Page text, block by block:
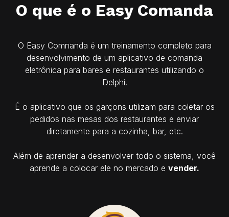
O que é o Easy Comanda
O Easy Comnanda é um treinamento completo para
desenvolvimento de um aplicativo de comanda
eletrônica para bares e restaurantes utilizando o
Delphi.
É o aplicativo que os garçons utilizam para coletar os
pedidos nas mesas dos restaurantes e enviar
diretamente para a cozinha, bar, etc.
Além de aprender a desenvolver todo o sistema, você
aprende a colocar ele no mercado e vender.